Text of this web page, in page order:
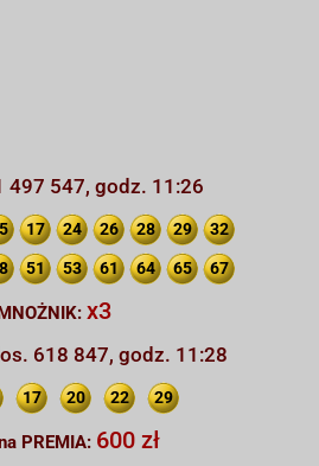
497 547, godz. 11:26
17 24 26 28 29 32
51 53 61 64 65 67
x3
618 847, godz. 11:28
17 20 22 29
PREMIA: 600 zł